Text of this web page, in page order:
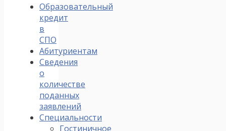
Образовательный
кредит
в
СПО
Абитуриентам
Сведения
о
количестве
поданных
заявлений
Специальности
Гостиничное